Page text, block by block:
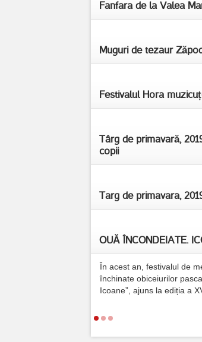
Fanfara de la Valea
Muguri de tezaur
Festivalul Hora
Târg de primavară,
copii
Targ de primavara,
OUĂ ÎNCONDEIATE.
În acest an, festivalul de
închinate obiceiurilor
Icoane”, ajuns la ediția a